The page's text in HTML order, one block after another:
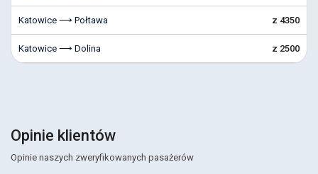
Katowice ⟶ Połtawa z 4350
Katowice ⟶ Dolina z 2500
Opinie klientów
Opinie naszych zweryfikowanych pasażerów